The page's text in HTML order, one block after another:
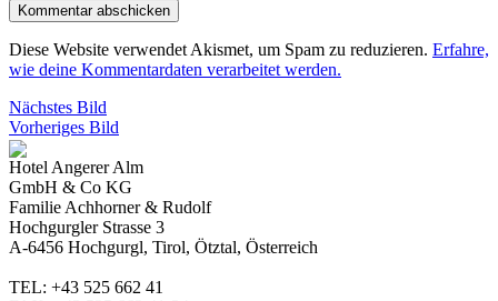
Diese Website verwendet Akismet, um Spam zu reduzieren. Erfahre,
wie deine Kommentardaten verarbeitet werden.
Nächstes Bild
Vorheriges Bild
Hotel Angerer Alm
GmbH & Co KG
Familie Achhorner & Rudolf
Hochgurgler Strasse 3
A-6456 Hochgurgl, Tirol, Ötztal, Österreich
TEL: +43 525 662 41